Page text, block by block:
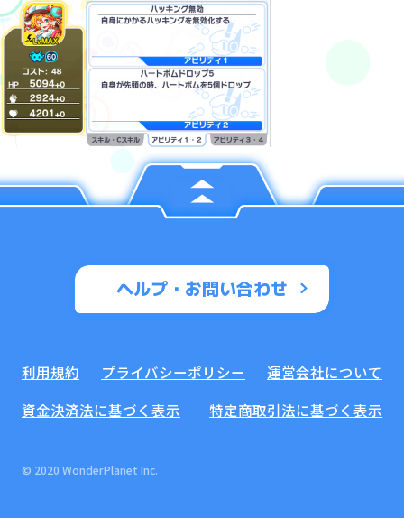
ヘルプ・お問い合わせ
利用規約 プライバシーポリシー
運営会社について
資金決済法に基づく表示
特定商取引法に基づく表示
© 2020 WonderPlanet Inc.